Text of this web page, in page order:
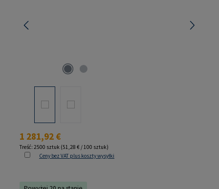
Cena regularna:
1 281,92 €
Treść: 2500 sztuk (51,28 € / 100 sztuk)
Ceny bez VAT plus koszty wysyłki